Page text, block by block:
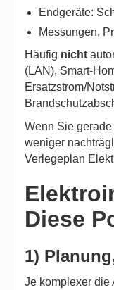
Endgeräte:
Messungen,
Häufig nicht
(LAN), Smart-
Ersatzstrom/
Wenn Sie
weniger
Verlegeplan
Diese
1)
Je komplexer die